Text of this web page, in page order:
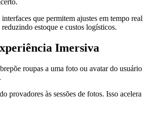
que permitem ajustes em tempo
estoque e custos logísticos.
Imersiva
roupas a uma foto ou avatar do
provadores às sessões de fotos. Isso